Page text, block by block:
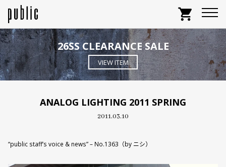
shopping_cart
26SS CLEARANCE SALE
VIEW ITEM
ANALOG LIGHTING 2011 SPRING
2011.03.10
“public staff’s voice & news” – No.1363（by ニシ）